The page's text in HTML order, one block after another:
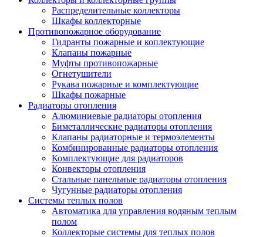
Распределительные коллекторы
Шкафы коллекторные
Противопожарное оборудование
Гидранты пожарные и коплектующие
Клапаны пожарные
Муфты противопожарные
Огнетушители
Рукава пожарные и комплектующие
Шкафы пожарные
Радиаторы отопления
Алюминиевые радиаторы отопления
Биметаллические радиаторы отопления
Клапаны радиаторные и термоэлементы
Комбинированные радиаторы отопления
Комплектующие для радиаторов
Конвекторы отопления
Стальные панельные радиаторы отопления
Чугунные радиаторы отопления
Системы теплых полов
Автоматика для управления водяным теплым
полом
Коллекторые системы для теплых полов